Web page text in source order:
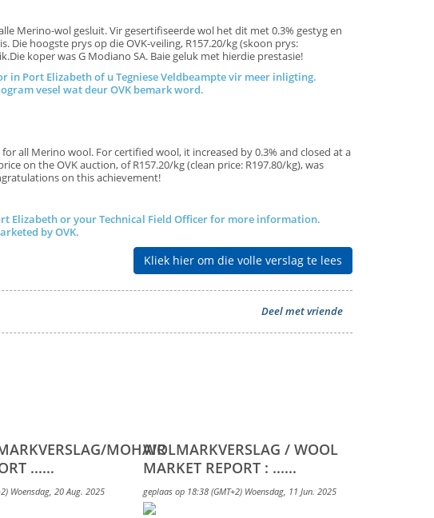
Merino-wol gesluit. Vir gesertifiseerde wol het dit met 0.3% gestyg en
Die hoogste prys op die OVK-veiling, R157.20/kg (skoon prys:
koper was G Modiano SA. Baie geluk met hierdie prestasie!
in Port Elizabeth of u Tegniese Veldbeampte vir meer inligting.
vesel wat deur OVK bemark word.
all Merino wool. For certified wool, it increased by 0.3% and closed at a
on the OVK auction, of R157.20/kg (clean price: R197.80/kg), was
SA. Congratulations on this achievement!
Elizabeth or your Technical Field Officer for more information.
by OVK.
Kliek hier om die volle verslag te lees
Deel met vriende
MOHAIR
......
Woensdag, 20 Aug. 2025
WOLMARKVERSLAG / WOOL
MARKET REPORT : ......
geplaas op 18:38 (GMT+2) Woensdag, 11 Jun. 2025